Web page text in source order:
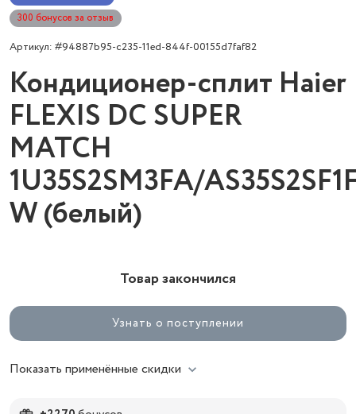
300 бонусов за отзыв
Артикул: #94887b95-c235-11ed-844f-00155d7faf82
Кондиционер-сплит Haier
FLEXIS DC SUPER
MATCH
1U35S2SM3FA/
W (белый)
Товар закончился
Узнать о поступлении
Показать применённые скидки